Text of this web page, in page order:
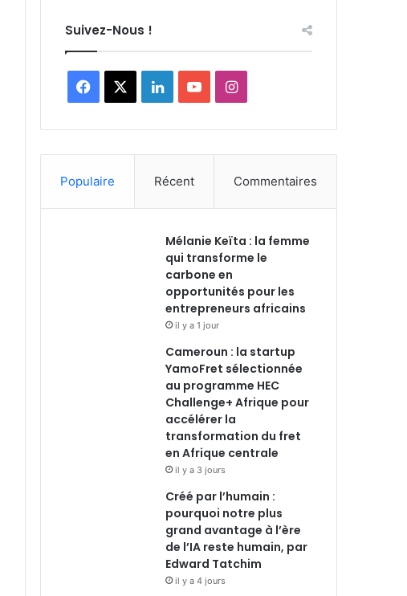
Suivez-Nous !
Facebook LinkedinYouTubeInstagram
Populaire Récent Commentaires
Mélanie Keïta : la femme
qui transforme le
carbone en
opportunités pour les
entrepreneurs africains
il y a 1 jour
Cameroun : la startup
YamoFret sélectionnée
au programme HEC
Challenge+ Afrique pour
accélérer la
transformation du fret
en Afrique centrale
il y a 3 jours
Créé par l’humain :
pourquoi notre plus
grand avantage à l’ère
de l’IA reste humain, par
Edward Tatchim
il y a 4 jours